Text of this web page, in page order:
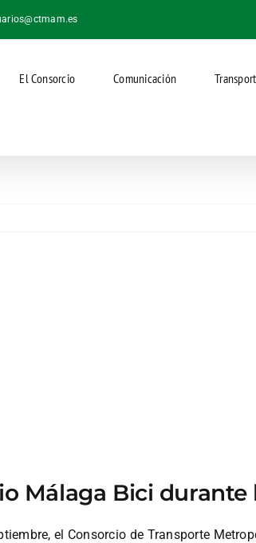
El Consorcio Comunicación
Málaga Bici durante
el Consorcio de Transporte